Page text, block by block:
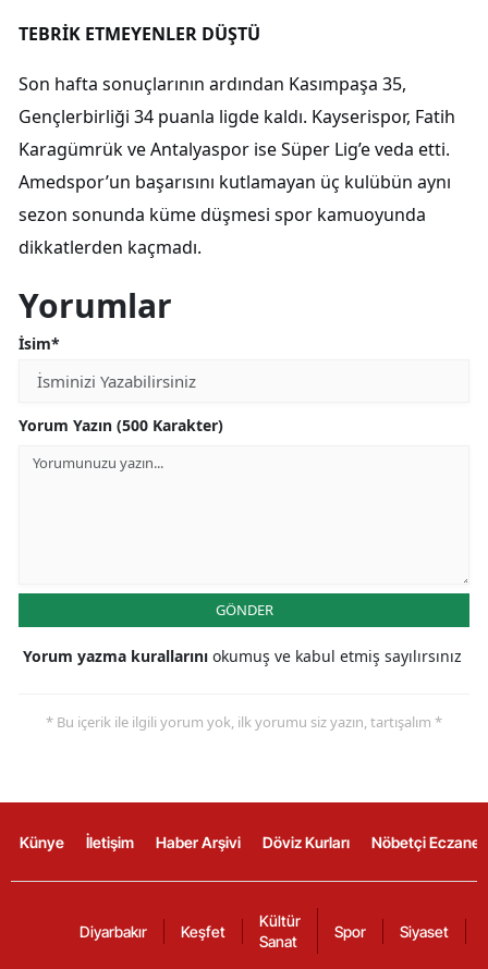
TEBRİK ETMEYENLER DÜŞTÜ
Son hafta sonuçlarının ardından Kasımpaşa 35,
Gençlerbirliği 34 puanla ligde kaldı. Kayserispor, Fatih
Karagümrük ve Antalyaspor ise Süper Lig’e veda etti.
Amedspor’un başarısını kutlamayan üç kulübün aynı
sezon sonunda küme düşmesi spor kamuoyunda
dikkatlerden kaçmadı.
Yorumlar
İsim*
Yorum Yazın (500 Karakter)
GÖNDER
Yorum yazma kurallarını okumuş ve kabul etmiş sayılırsınız
* Bu içerik ile ilgili yorum yok, ilk yorumu siz yazın, tartışalım *
Künye İletişim Haber Arşivi Döviz Kurları Nöbetçi
Diyarbakır Keşfet
Kültür
Sanat
Spor Siyaset